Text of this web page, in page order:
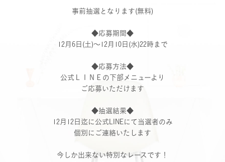
事前抽選となります(無料)
◆応募期間◆
12月6日(土)～12月10日(水)22時まで
◆応募方法◆
公式ＬＩＮＥの下部メニューより
ご応募いただけます
◆抽選結果◆
12月12日迄に公式LINEにて当選者のみ
個別にご連絡いたします
今しか出来ない特別なレースです！